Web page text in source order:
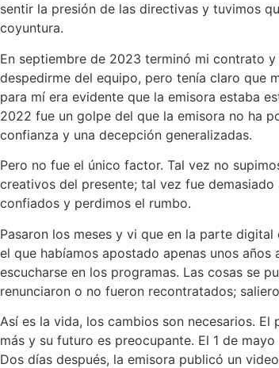
sentir la presión de las directivas y tuvimos
coyuntura.
En septiembre de 2023 terminó mi contrato
despedirme del equipo, pero tenía claro que
para mí era evidente que la emisora estaba
2022 fue un golpe del que la emisora no ha
confianza y una decepción generalizadas.
Pero no fue el único factor. Tal vez no
creativos del presente; tal vez fue
confiados y perdimos el rumbo.
Pasaron los meses y vi que en la parte
el que habíamos apostado apenas unos
escucharse en los programas. Las cosas se
renunciaron o no fueron recontratados;
Así es la vida, los cambios son necesarios.
más y su futuro es preocupante. El 1 de
Dos días después, la emisora publicó un